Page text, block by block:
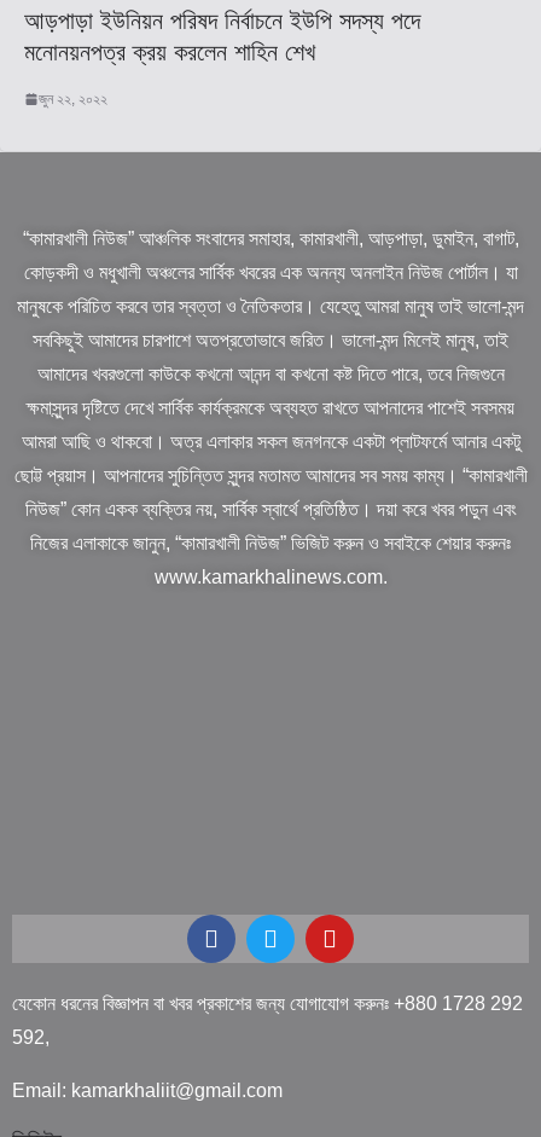
আড়পাড়া ইউনিয়ন পরিষদ নির্বাচনে ইউপি সদস্য পদে
মনোনয়নপত্র ক্রয় করলেন শাহিন শেখ
জুন ২২, ২০২২
“কামারখালী নিউজ” আঞ্চলিক সংবাদের সমাহার, কামারখালী, আড়পাড়া, ডুমাইন, বাগাট,
কোড়কদী ও মধুখালী অঞ্চলের সার্বিক খবরের এক অনন্য অনলাইন নিউজ পোর্টাল। যা
মানুষকে পরিচিত করবে তার স্বত্তা ও নৈতিকতার। যেহেতু আমরা মানুষ তাই ভালো-মন্দ
সবকিছুই আমাদের চারপাশে অতপ্রতোভাবে জরিত। ভালো-মন্দ মিলেই মানুষ, তাই
আমাদের খবরগুলো কাউকে কখনো আনন্দ বা কখনো কষ্ট দিতে পারে, তবে নিজগুনে
ক্ষমাসুন্দর দৃষ্টিতে দেখে সার্বিক কার্যক্রমকে অব্যহত রাখতে আপনাদের পাশেই সবসময়
আমরা আছি ও থাকবো। অত্র এলাকার সকল জনগনকে একটা প্লাটফর্মে আনার একটু
ছোট্ট প্রয়াস। আপনাদের সুচিন্তিত সুন্দর মতামত আমাদের সব সময় কাম্য। “কামারখালী
নিউজ” কোন একক ব্যক্তির নয়, সার্বিক স্বার্থে প্রতিষ্ঠিত। দয়া করে খবর পড়ুন এবং
নিজের এলাকাকে জানুন, “কামারখালী নিউজ” ভিজিট করুন ও সবাইকে শেয়ার করুনঃ
www.kamarkhalinews.com.
যেকোন ধরনের বিজ্ঞাপন বা খবর প্রকাশের জন্য যোগাযোগ করুনঃ +880 1728 292
592,
Email: kamarkhaliit@gmail.com